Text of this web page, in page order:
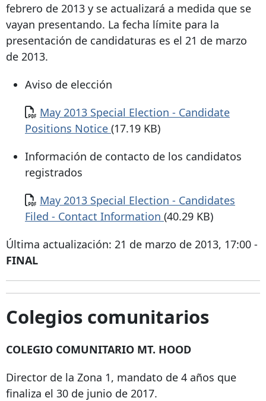
febrero de 2013 y se actualizará a medida que se
vayan presentando. La fecha límite para la
presentación de candidaturas es el 21 de marzo
de 2013.
Aviso de elección
Documento
May 2013 Special Election - Candidate
Positions Notice (17.19 KB)
Información de contacto de los candidatos
registrados
Documento
May 2013 Special Election - Candidates
Filed - Contact Information (40.29 KB)
Última actualización: 21 de marzo de 2013, 17:00 -
FINAL
Colegios comunitarios
COLEGIO COMUNITARIO MT. HOOD
Director de la Zona 1, mandato de 4 años que
finaliza el 30 de junio de 2017.